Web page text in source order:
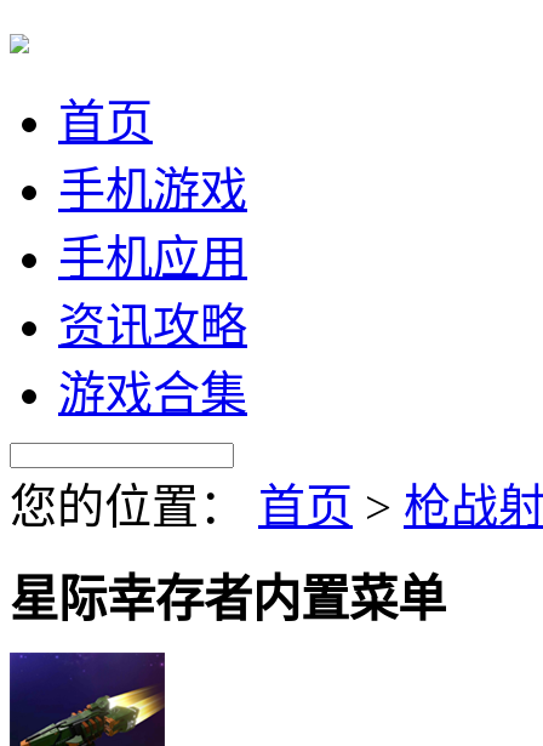
首页
手机游戏
手机应用
资讯攻略
游戏合集
您的位置： 首页 > 枪战
星际幸存者内置菜单